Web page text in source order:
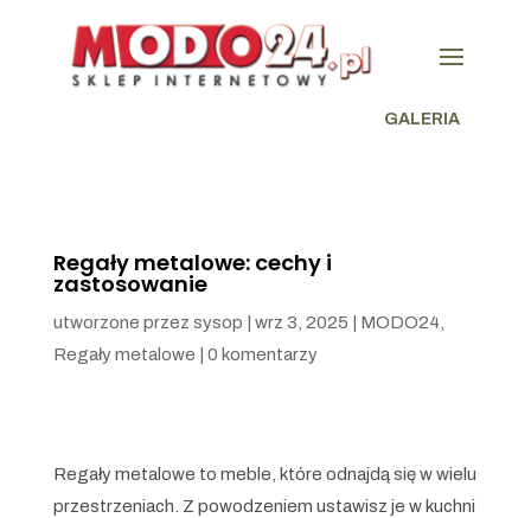
GALERIA
Regały metalowe: cechy i
zastosowanie
utworzone przez sysop wrz 3, 2025 MODO24
Regały metalowe
0 komentarzy
Regały metalowe to meble, które odnajdą się w wielu
przestrzeniach. Z powodzeniem ustawisz je w kuchni